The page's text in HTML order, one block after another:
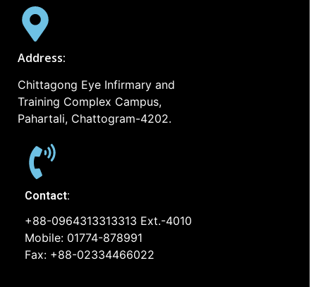
Address:
Chittagong Eye Infirmary and
Training Complex Campus,
Pahartali, Chattogram-4202.
Contact:
+88-0964313313313 Ext.-4010
Mobile: 01774-878991
Fax: +88-02334466022